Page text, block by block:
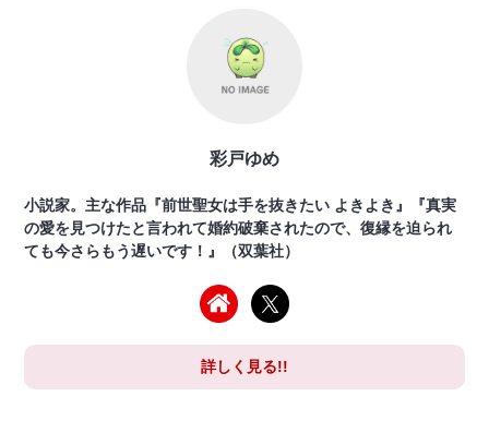
彩戸ゆめ
小説家。主な作品『前世聖女は手を抜きたい よきよき』『真実
の愛を見つけたと言われて婚約破棄されたので、復縁を迫られ
ても今さらもう遅いです！』（双葉社）
詳しく見る!!